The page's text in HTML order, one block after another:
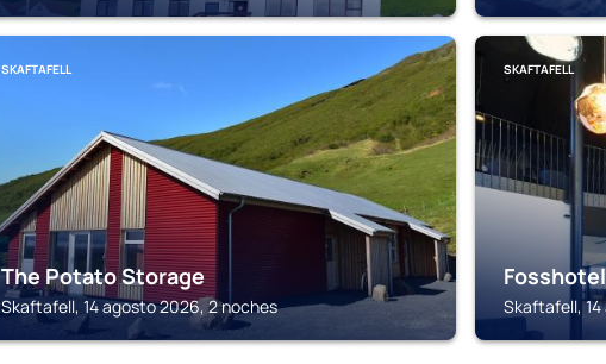
SKAFTAFELL
The Potato Storage
Skaftafell, 14 agosto 2026, 2 noches
SKAFTAFELL
Skaftafell,